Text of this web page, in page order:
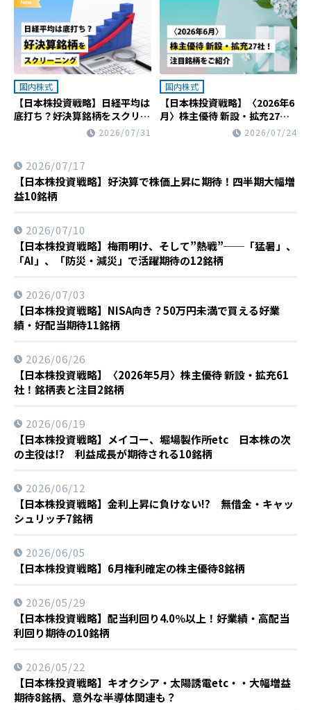
国内株式
【日本株投資戦略】日経平均は
底打ち？好決算銘柄をスクリー
2026/07/31
国内株式
【日本株投資戦略】〈2026年6
月〉株主優待 新設・拡充27
社！注目銘柄をご紹介2026/07/24
【日本株投資戦略】好決算で株価上昇に期待！四半期大幅増
益10銘柄
2026/07/17
【日本株投資戦略】梅雨明け、そして”熱戦”──「猛暑」、
「AI」、「防災・減災」で活躍期待の12銘柄
2026/07/10
【日本株投資戦略】NISA向き？50万円未満で買える好業
績・好配当期待11銘柄
2026/07/03
【日本株投資戦略】〈2026年5月〉株主優待 新設・拡充61
社！銘柄表と注目2銘柄
2026/06/26
【日本株投資戦略】メイコー、堀場製作所etc 日本株の次
の主役は!? 利益成長が期待される10銘柄
2026/06/19
【日本株投資戦略】金利上昇に負けない!? 無借金・キャッ
シュリッチ7銘柄
2026/06/12
【日本株投資戦略】6月権利確定の株主優待8銘柄
2026/06/05
【日本株投資戦略】配当利回り4.0％以上！好業績・高配当
利回り期待の10銘柄
2026/05/29
【日本株投資戦略】キオクシア・太陽誘電etc・・大幅増益
期待8銘柄、意外な半導体関連も？
2026/05/22